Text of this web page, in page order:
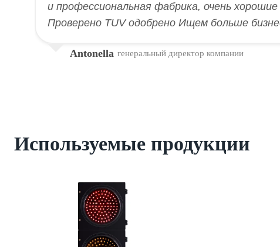
и профессиональная фабрика, очень
Проверено TUV одобрено Ищем больше
Antonella генеральный директор компании
Используемые продукции